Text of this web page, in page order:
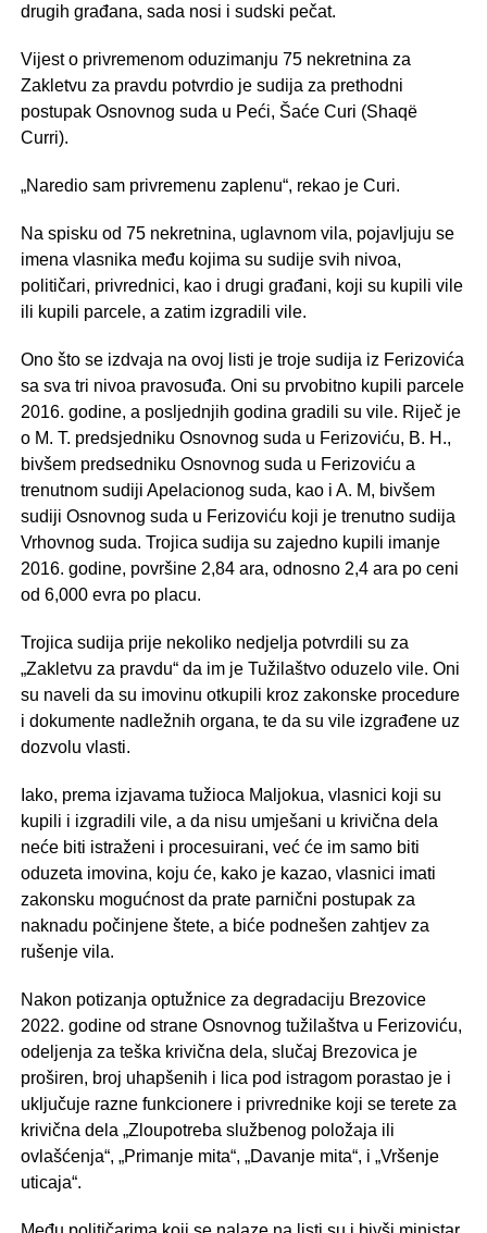
drugih građana, sada nosi i sudski pečat.
Vijest o privremenom oduzimanju 75 nekretnina za
Zakletvu za pravdu potvrdio je sudija za prethodni
postupak Osnovnog suda u Peći, Šaće Curi (Shaqë
Curri).
„Naredio sam privremenu zaplenu“, rekao je Curi.
Na spisku od 75 nekretnina, uglavnom vila, pojavljuju se
imena vlasnika među kojima su sudije svih nivoa,
političari, privrednici, kao i drugi građani, koji su kupili vile
ili kupili parcele, a zatim izgradili vile.
Ono što se izdvaja na ovoj listi je troje sudija iz Ferizovića
sa sva tri nivoa pravosuđa. Oni su prvobitno kupili parcele
2016. godine, a posljednjih godina gradili su vile. Riječ je
o M. T. predsjedniku Osnovnog suda u Ferizoviću, B. H.,
bivšem predsedniku Osnovnog suda u Ferizoviću a
trenutnom sudiji Apelacionog suda, kao i A. M, bivšem
sudiji Osnovnog suda u Ferizoviću koji je trenutno sudija
Vrhovnog suda. Trojica sudija su zajedno kupili imanje
2016. godine, površine 2,84 ara, odnosno 2,4 ara po ceni
od 6,000 evra po placu.
Trojica sudija prije nekoliko nedjelja potvrdili su za
„Zakletvu za pravdu“ da im je Tužilaštvo oduzelo vile. Oni
su naveli da su imovinu otkupili kroz zakonske procedure
i dokumente nadležnih organa, te da su vile izgrađene uz
dozvolu vlasti.
Iako, prema izjavama tužioca Maljokua, vlasnici koji su
kupili i izgradili vile, a da nisu umješani u krivična dela
neće biti istraženi i procesuirani, već će im samo biti
oduzeta imovina, koju će, kako je kazao, vlasnici imati
zakonsku mogućnost da prate parnični postupak za
naknadu počinjene štete, a biće podnešen zahtjev za
rušenje vila.
Nakon potizanja optužnice za degradaciju Brezovice
2022. godine od strane Osnovnog tužilaštva u Ferizoviću,
odeljenja za teška krivična dela, slučaj Brezovica je
proširen, broj uhapšenih i lica pod istragom porastao je i
uključuje razne funkcionere i privrednike koji se terete za
krivična dela „Zloupotreba službenog položaja ili
ovlašćenja“, „Primanje mita“, „Davanje mita“, i „Vršenje
uticaja“.